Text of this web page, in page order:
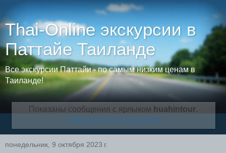
Thai-Online экскурсии в
Паттайе Таиланде
Все экскурсии Паттайи - по самым низким ценам в
Таиланде!
Показаны сообщения с ярлыком huahintour.
Показать все сообщения
понедельник, 9 октября 2023 г.